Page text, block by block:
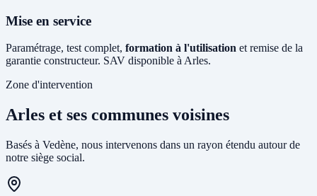
Mise en service
Paramétrage, test complet, formation à l'utilisation et remise de la
garantie constructeur. SAV disponible à Arles.
Zone d'intervention
Arles et ses communes voisines
Basés à Vedène, nous intervenons dans un rayon étendu autour de
notre siège social.